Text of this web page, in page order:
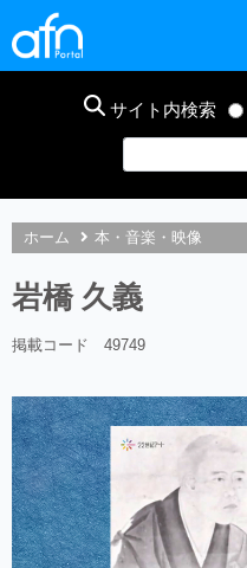
サイト内検索
ホーム 本・音楽・映像
岩橋 久義
掲載コード 49749